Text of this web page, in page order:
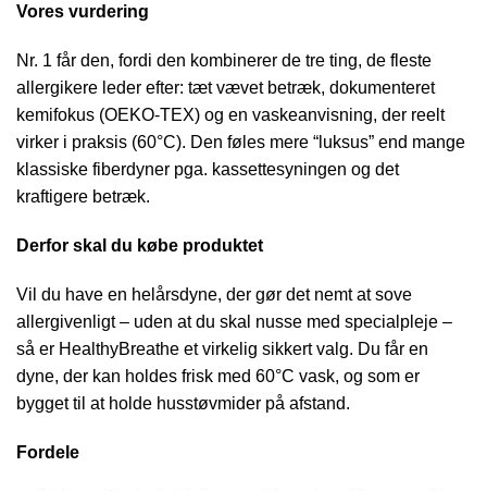
Vores vurdering
Nr. 1 får den, fordi den kombinerer de tre ting, de fleste
allergikere leder efter: tæt vævet betræk, dokumenteret
kemifokus (OEKO-TEX) og en vaskeanvisning, der reelt
virker i praksis (60°C). Den føles mere “luksus” end mange
klassiske fiberdyner pga. kassettesyningen og det
kraftigere betræk.
Derfor skal du købe produktet
Vil du have en helårsdyne, der gør det nemt at sove
allergivenligt – uden at du skal nusse med specialpleje –
så er HealthyBreathe et virkelig sikkert valg. Du får en
dyne, der kan holdes frisk med 60°C vask, og som er
bygget til at holde husstøvmider på afstand.
Fordele